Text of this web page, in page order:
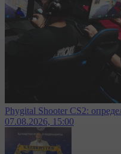
Phygital Shooter CS2:
07.08.2026, 15:00